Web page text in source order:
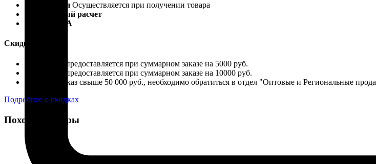
Наличными Осуществляется при получении товара
Безналичный расчет
Карты VISA
Скидки:
Скидка 4% предоставляется при суммарном заказе на 5000 руб.
Скидка 7% предоставляется при суммарном заказе на 10000 руб.
Если ваш заказ свыше 50 000 руб., необходимо обратиться в отдел "Оптовые и Региональные
Подробнее о скидках
Похожие товары